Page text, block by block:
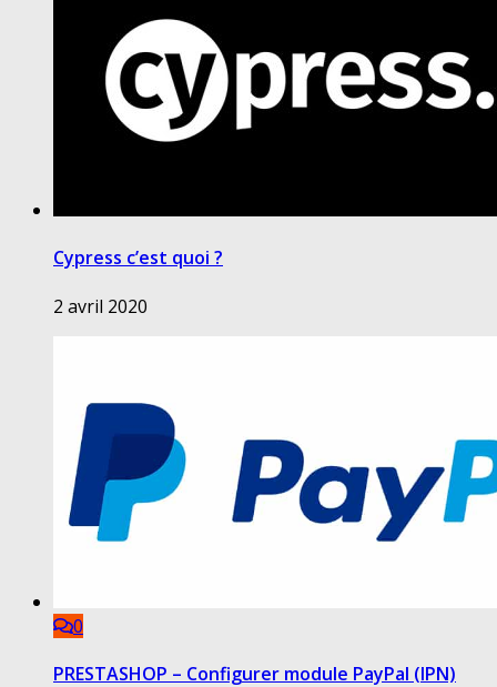
Cypress c’est quoi ?
2 avril 2020
0
PRESTASHOP – Configurer module PayPal (IPN)